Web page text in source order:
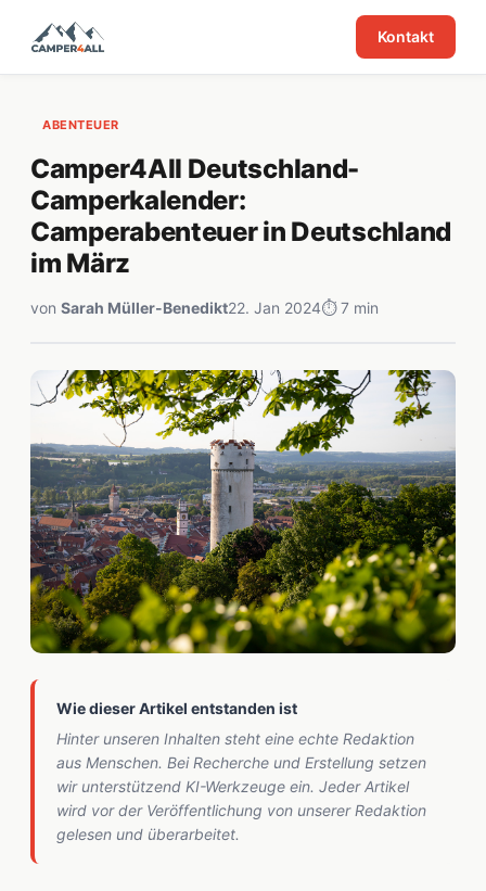
Kontakt
ABENTEUER
Camper4All Deutschland-
Camperkalender:
Camperabenteuer in Deutschland
im März
von Sarah Müller-Benedikt22. Jan 2024⏱ 7 min
Wie dieser Artikel entstanden ist
Hinter unseren Inhalten steht eine echte Redaktion
aus Menschen. Bei Recherche und Erstellung setzen
wir unterstützend KI-Werkzeuge ein. Jeder Artikel
wird vor der Veröffentlichung von unserer Redaktion
gelesen und überarbeitet.